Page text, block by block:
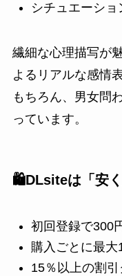
シチュエーシ
繊細な心理描写が
よるリアルな感情
もちろん、男女問
っています。
🛍️DLsiteは「安く
初回登録で300
購入ごとに最
15％以上の割